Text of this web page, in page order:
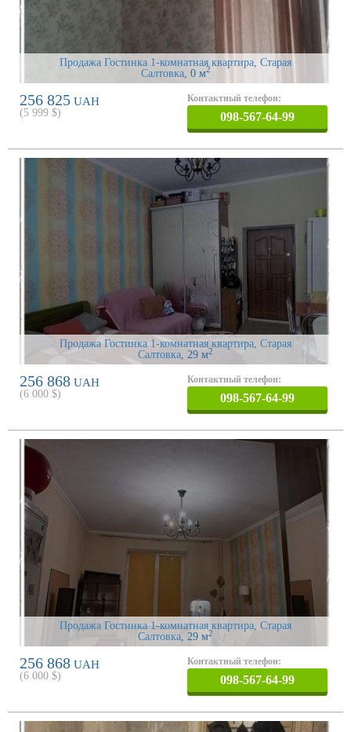
Продажа Гостинка 1-комнатная квартира, Старая
Салтовка, 0 м2
256 825 UAH
(5 999 $)
Контактный телефон:
098-567-64-99
Продажа Гостинка 1-комнатная квартира, Старая
Салтовка, 29 м2
256 868 UAH
(6 000 $)
Контактный телефон:
098-567-64-99
Продажа Гостинка 1-комнатная квартира, Старая
Салтовка, 29 м2
256 868 UAH
(6 000 $)
Контактный телефон:
098-567-64-99